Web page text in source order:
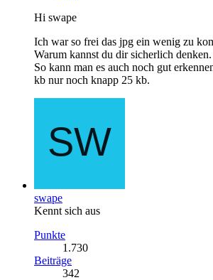
Hi swape
Ich war so frei das jpg ein wenig zu
Warum kannst du dir sicherlich
So kann man es auch noch gut
kb nur noch knapp 25 kb.
swape
Kennt sich aus
Punkte
1.730
Beiträge
342